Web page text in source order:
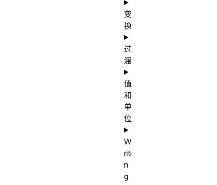
变
换
过
渡
值
和
单
位
W
riti
n
g